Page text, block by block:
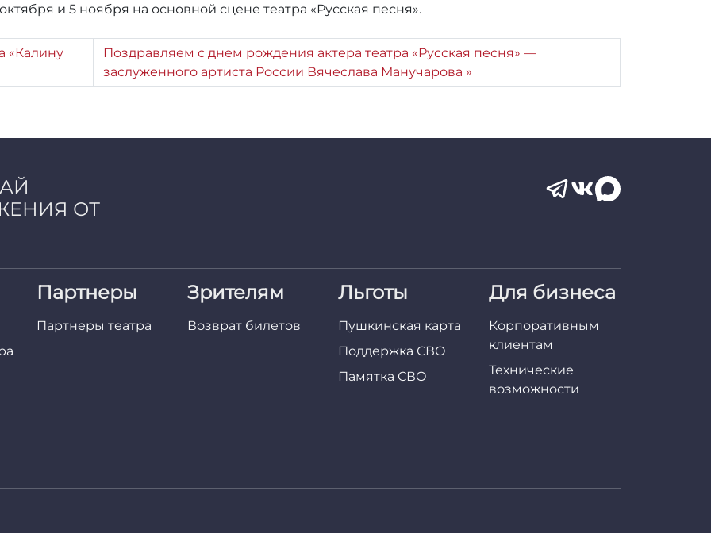
и 5 ноября на основной сцене театра «Русская песня».
«Калину
Поздравляем с днем рождения актера театра «Русская песня» —
заслуженного артиста России Вячеслава Манучарова
ОТ
Партнеры
Партнеры театра
Зрителям
Возврат билетов
Льготы
Пушкинская карта
Поддержка СВО
Памятка СВО
Для бизнеса
Корпоративным
клиентам
Технические
возможности